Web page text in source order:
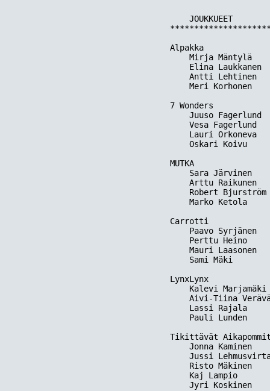
JOUKKUEET
Alpakka
Mirja Mäntylä
Elina Laukkanen
Antti Lehtinen
Meri Korhonen
7 Wonders
Juuso Fagerlund
Vesa Fagerlund
Lauri Orkoneva
Oskari Koivu
MUTKA
Sara Järvinen
Arttu Raikunen
Robert Bjurström
Marko Ketola
Carrotti
Paavo Syrjänen
Perttu Heino
Mauri Laasonen
Sami Mäki
LynxLynx
Kalevi Marjamäki
Aivi-Tiina
Lassi Rajala
Pauli Lunden
Tikittävät
Jonna Kaminen
Jussi
Risto Mäkinen
Kaj Lampio
Jyri Koskinen